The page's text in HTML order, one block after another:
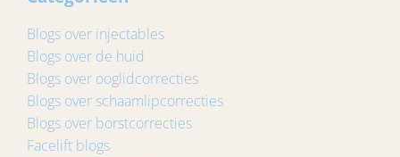
Blogs over injectables
Blogs over de huid
Blogs over ooglidcorrecties
Blogs over schaamlipcorrecties
Blogs over borstcorrecties
Facelift blogs